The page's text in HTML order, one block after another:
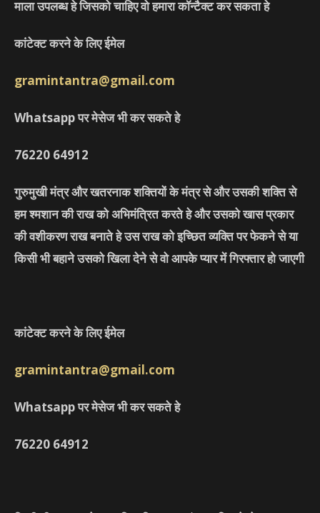
माला उपलब्ध हे जिसको चाहिए वो हमारा कॉन्टैक्ट कर सकता हे
कांटेक्ट करने के लिए ईमेल
gramintantra@gmail.com
Whatsapp पर मेसेज भी कर सकते हे
76220 64912
गुरुमुखी मंत्र और खतरनाक शक्तियों के मंत्र से और उसकी शक्ति से
हम श्मशान की राख को अभिमंत्रित करते हे और उसको खास प्रकार
की वशीकरण राख बनाते हे उस राख को इच्छित व्यक्ति पर फेकने से या
किसी भी बहाने उसको खिला देने से वो आपके प्यार में गिरफ्तार हो जाएगी
कांटेक्ट करने के लिए ईमेल
gramintantra@gmail.com
Whatsapp पर मेसेज भी कर सकते हे
76220 64912